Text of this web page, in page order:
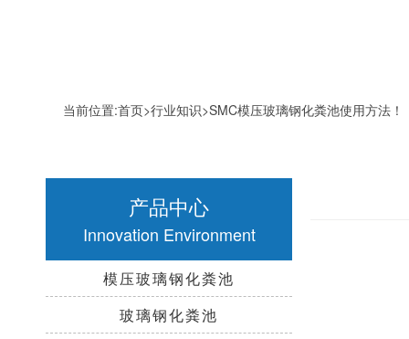
当前位置:首页>行业知识>SMC模压玻璃钢化粪池使用方法！
产品中心
Innovation Environment
模压玻璃钢化粪池
玻璃钢化粪池